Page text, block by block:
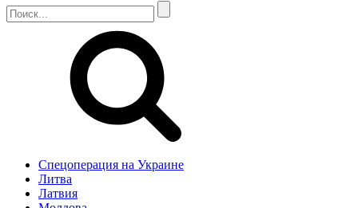
Спецоперация на Украине
Литва
Латвия